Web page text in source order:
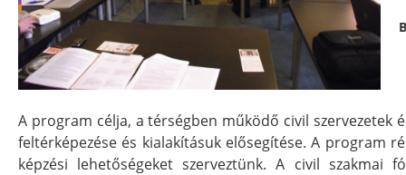
A program célja, a térségben működő civil szervezetek
feltérképezése és kialakításuk elősegítése. A program
képzési lehetőségeket szerveztünk. A civil